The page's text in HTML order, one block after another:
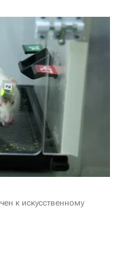
к искусственному